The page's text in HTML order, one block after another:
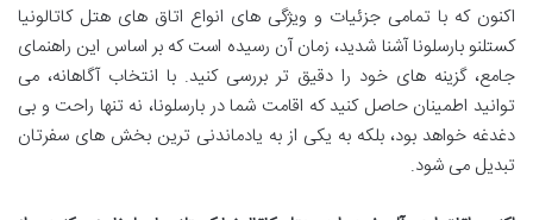
اکنون که با تمامی جزئیات و ویژگی های انواع اتاق های هتل کاتالونیا
کستلنو بارسلونا آشنا شدید، زمان آن رسیده است که بر اساس این راهنمای
جامع، گزینه های خود را دقیق تر بررسی کنید. با انتخاب آگاهانه، می
توانید اطمینان حاصل کنید که اقامت شما در بارسلونا، نه تنها راحت و بی
دغدغه خواهد بود، بلکه به یکی از به یادماندنی ترین بخش های سفرتان
تبدیل می شود.